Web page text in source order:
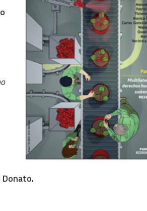
Donato.